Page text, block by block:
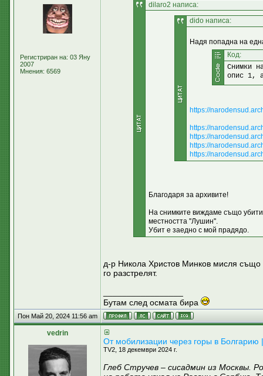
Регистриран на: 03 Яну
2007
Мнения: 6569
dilaro2 написа:
dido написа:
Надя попадна на
Код:
Снимки
опис 1,
https://
https://
https://
https://
https://
Благодаря за архивите!
На снимките виждаме също
местността ''Лушин''.
Убит е заедно с мой прадядо.
д-р Никола Христов Минков мисля също
го разстрелят.
Бутам след осмата бира
Пон Май 20, 2024 11:56 am
vedrin
От мобилизации через горы в
TV2, 18 декември 2024 г.
Глеб Стручев – сисадмин из Москвы.